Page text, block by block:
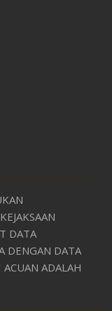
DATA
DENGAN DATA
ADALAH